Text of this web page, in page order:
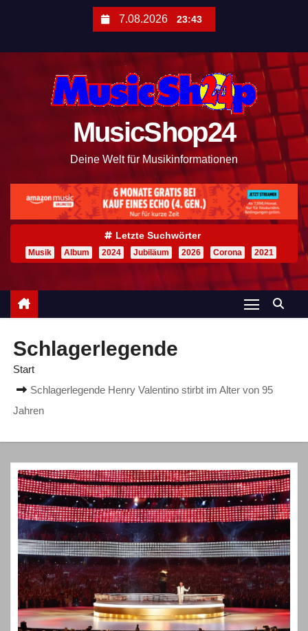
n
7.08.2026 23:43
MusicShop24
Deine Welt für Musikinformationen
Letzte Suchwörter
Musik Album 2024 Jubiläum 2026 Corona 2021
Schlagerlegende
Start
Schlagerlegende Henry Valentino stirbt im Alter von 95
Jahren